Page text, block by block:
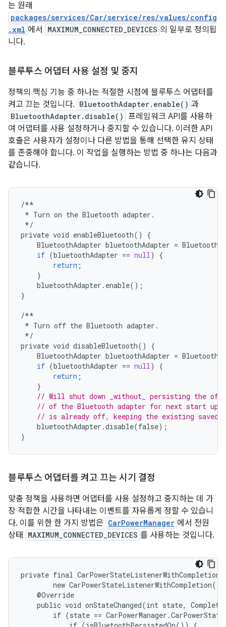
는 원래
packages/services/Car/service/res/values/config
.xml 에서 MAXIMUM_CONNECTED_DEVICES 의 일부로 정의됩
니다.
블루투스 어댑터 사용 설정 및 중지
정책의 핵심 기능 중 하나는 적절한 시점에 블루투스 어댑터를
켜고 끄는 것입니다. BluetoothAdapter.enable() 과
BluetoothAdapter.disable() 프레임워크 API를 사용하
여 어댑터를 사용 설정하거나 중지할 수 있습니다. 이러한 API
호출은 사용자가 설정이나 다른 방법을 통해 선택한 유지 상태
를 존중해야 합니다. 이 작업을 실행하는 방법 중 하나는 다음과
같습니다.
/**
* Turn on the Bluetooth adapter .
*/
private void enableBluetooth()
{
BluetoothAdapter bluetoothAdapter =
if (bluetoothAdapter == null)
{
return ;
}
bluetoothAdapter . enable();
}
/**
* Turn off the Bluetooth adapter .
*/
private void disableBluetooth()
{
BluetoothAdapter bluetoothAdapter =
if (bluetoothAdapter == null)
{
return ;
}
// Will shut down _without_ persisting the
// of the Bluetooth adapter for next start up.
// is already off, keeping the existing saved
bluetoothAdapter .disable(false);
}
블루투스 어댑터를 켜고 끄는 시기 결정
맞춤 정책을 사용하면 어댑터를 사용 설정하고 중지하는 데 가
장 적합한 시간을 나타내는 이벤트를 자유롭게 정할 수 있습니
다. 이를 위한 한 가지 방법은 CarPowerManager 에서 전원
상태
MAXIMUM_CONNECTED_DEVICES 를 사용하는 것입니다.
private final CarPowerStateListenerWithCompletion
new CarPowerStateListenerWithCompletion()
    @Override
public void onStateChanged(int state,
if (state ==